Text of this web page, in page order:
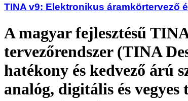
TINA v9: Elektronikus áramkörtervező
A magyar fejlesztésű
tervezőrendszer (TINA
hatékony és kedvező árú
analóg, digitális és vegyes